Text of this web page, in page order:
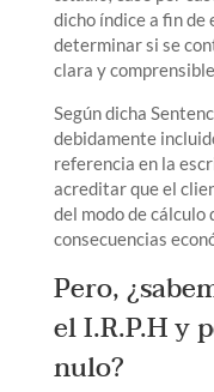
dicho índice a fin
determinar si se
clara y
Según dicha
debidamente
referencia en la
acreditar que el
del modo de cálculo
consecuencias
Pero,
el I.R.P.H y
nulo?